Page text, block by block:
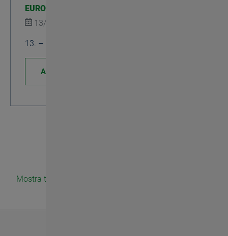
EUROGUSS – Nuremberg
13/01/2026
13. – 15. Gennaio 2026, Padiglione 4 | Stand 153
Approfondisci
Mostra tutte le notizie